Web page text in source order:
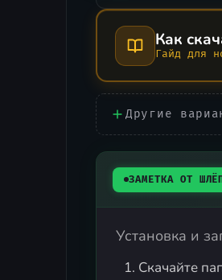
Как
Гайд для
Другие
ЗАМЕТКА ОТ
Установка и
Скачайте